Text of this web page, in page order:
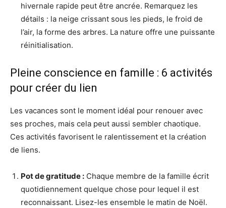
hivernale rapide peut être ancrée. Remarquez les
détails : la neige crissant sous les pieds, le froid de
l’air, la forme des arbres. La nature offre une puissante
réinitialisation.
Pleine conscience en famille : 6 activités
pour créer du lien
Les vacances sont le moment idéal pour renouer avec
ses proches, mais cela peut aussi sembler chaotique.
Ces activités favorisent le ralentissement et la création
de liens.
Pot de gratitude : Chaque membre de la famille écrit
quotidiennement quelque chose pour lequel il est
reconnaissant. Lisez-les ensemble le matin de Noël.